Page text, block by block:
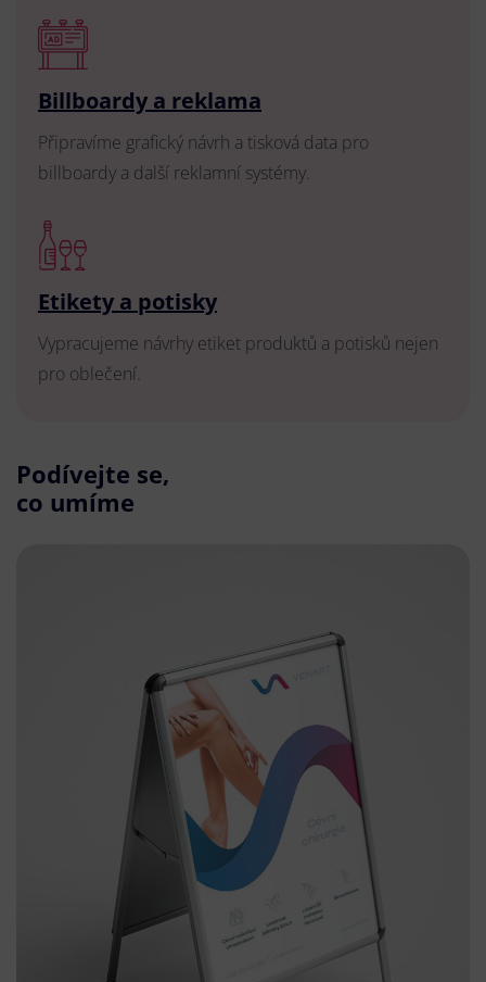
Billboardy a reklama
Připravíme grafický návrh a tisková data pro
billboardy a další reklamní systémy.
Etikety a potisky
Vypracujeme návrhy etiket produktů a potisků nejen
pro oblečení.
Podívejte se,
co umíme